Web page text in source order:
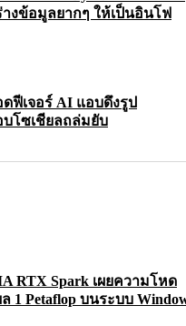
งข้อมูลยากๆ ให้เป็นอินโฟ
ฟีเจอร์ AI แอบดึงรูป
โซเชียลถล่มยับ
RTX Spark เผยความโหด
1 Petaflop บนระบบ